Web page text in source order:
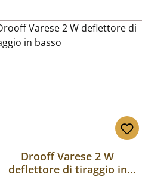
Drooff Varese 2 W
deflettore di tiraggio in